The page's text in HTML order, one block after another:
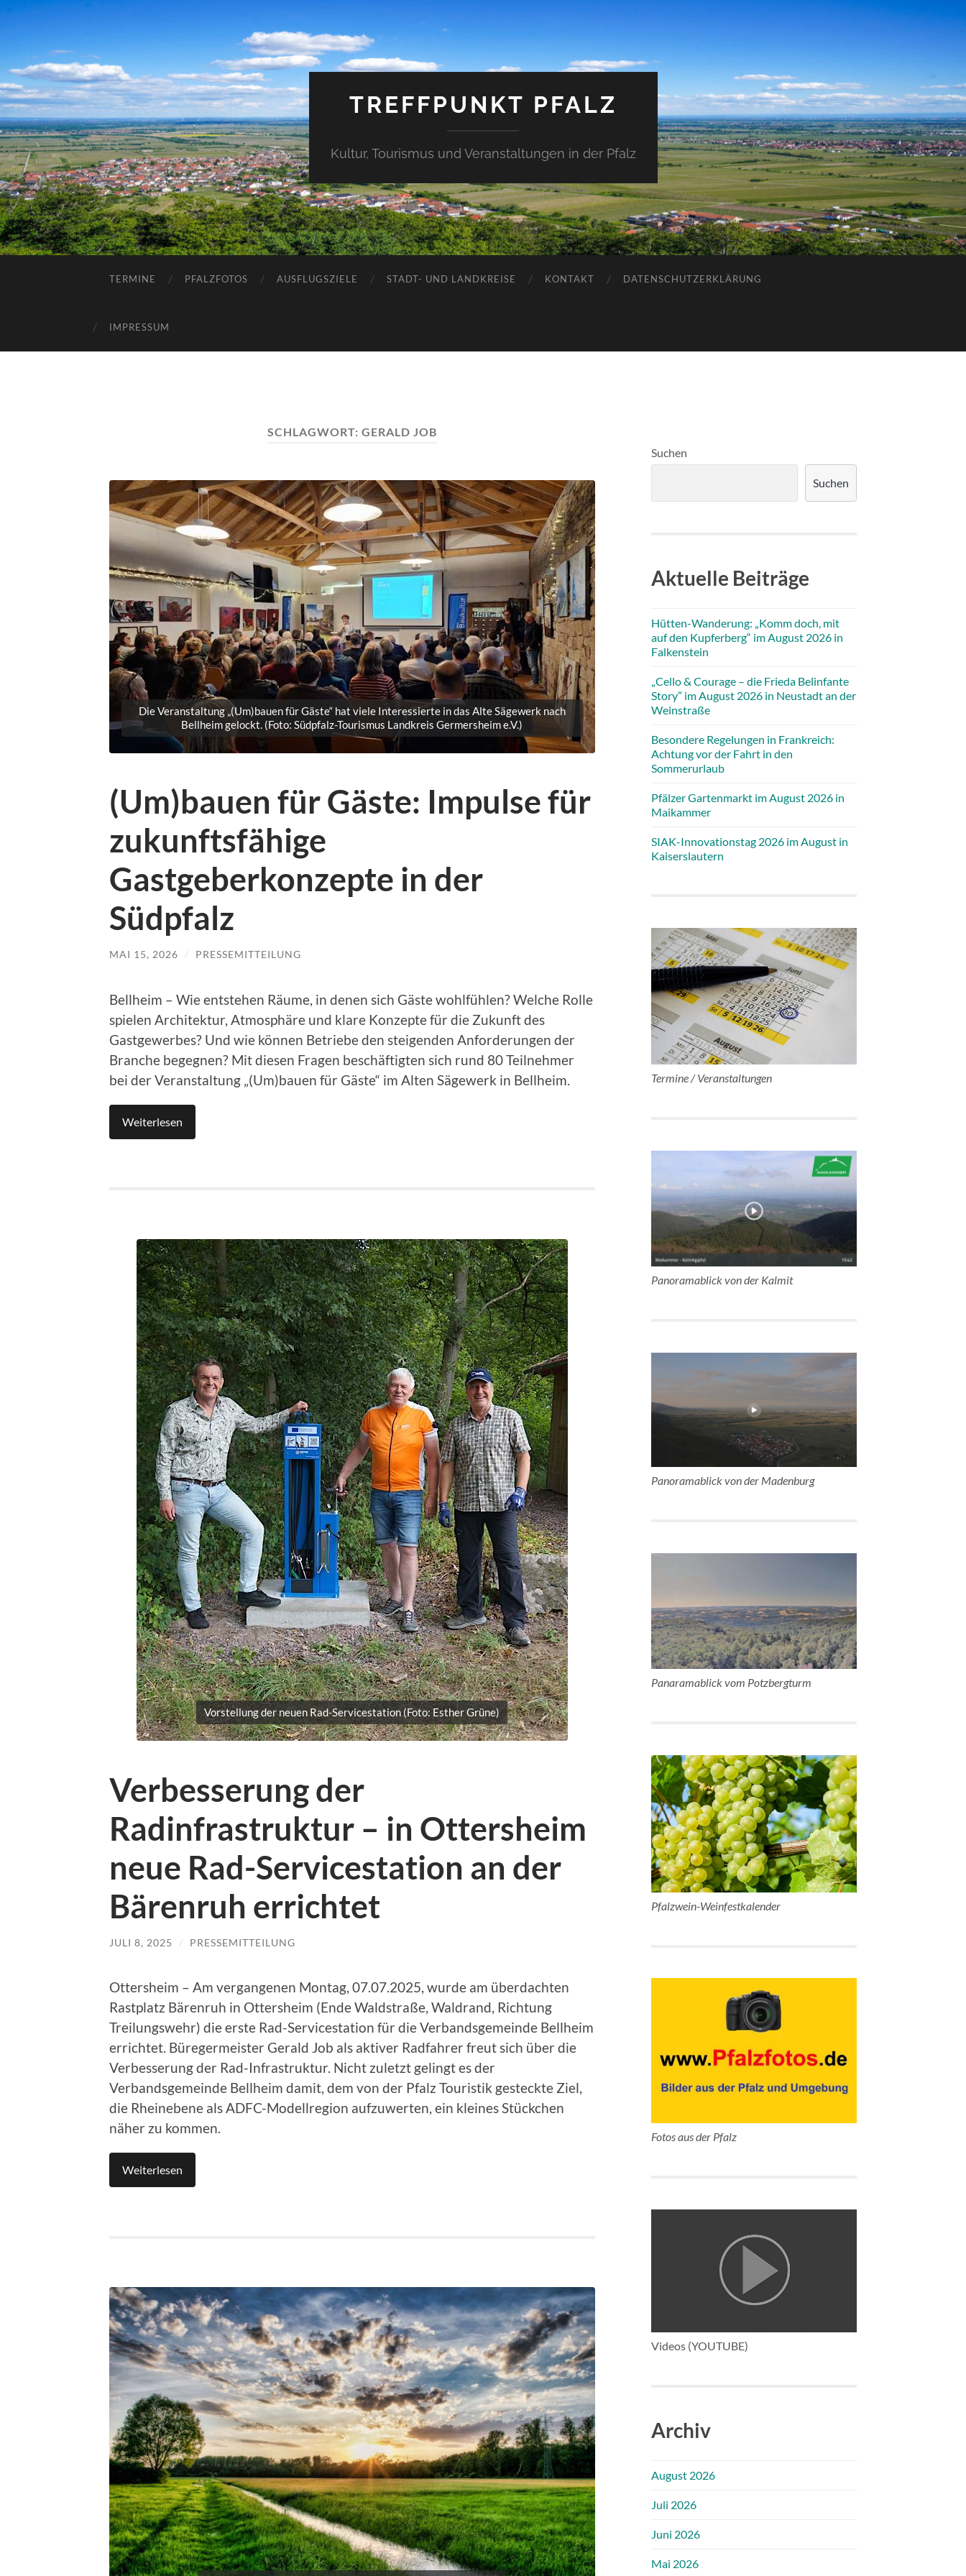
TREFFPUNKT PFALZ
Kultur, Tourismus und Veranstaltungen in der Pfalz
TERMINE PFALZFOTOS AUSFLUGSZIELE STADT- UND LANDKREISE KONTAKT DATENSCHUTZERKLÄRUNG
IMPRESSUM
SCHLAGWORT: GERALD JOB
Die Veranstaltung „(Um)bauen für Gäste“ hat viele Interessierte in das Alte Sägewerk nach
Bellheim gelockt. (Foto: Südpfalz-Tourismus Landkreis Germersheim e.V.)
(Um)bauen für Gäste: Impulse für
zukunftsfähige
Gastgeberkonzepte in der
Südpfalz
MAI 15, 2026 / PRESSEMITTEILUNG
Bellheim – Wie entstehen Räume, in denen sich Gäste wohlfühlen? Welche Rolle
spielen Architektur, Atmosphäre und klare Konzepte für die Zukunft des
Gastgewerbes? Und wie können Betriebe den steigenden Anforderungen der
Branche begegnen? Mit diesen Fragen beschäftigten sich rund 80 Teilnehmer
bei der Veranstaltung „(Um)bauen für Gäste“ im Alten Sägewerk in Bellheim.
Weiterlesen
Vorstellung der neuen Rad-Servicestation (Foto: Esther Grüne)
Verbesserung der
Radinfrastruktur – in Ottersheim
neue Rad-Servicestation an der
Bärenruh errichtet
JULI 8, 2025 / PRESSEMITTEILUNG
Ottersheim – Am vergangenen Montag, 07.07.2025, wurde am überdachten
Rastplatz Bärenruh in Ottersheim (Ende Waldstraße, Waldrand, Richtung
Treilungswehr) die erste Rad-Servicestation für die Verbandsgemeinde Bellheim
errichtet. Büregermeister Gerald Job als aktiver Radfahrer freut sich über die
Verbesserung der Rad-Infrastruktur. Nicht zuletzt gelingt es der
Verbandsgemeinde Bellheim damit, dem von der Pfalz Touristik gesteckte Ziel,
die Rheinebene als ADFC-Modellregion aufzuwerten, ein kleines Stückchen
näher zu kommen.
Weiterlesen
Suchen
Suchen
Aktuelle Beiträge
Hütten-Wanderung: „Komm doch, mit
auf den Kupferberg“ im August 2026 in
Falkenstein
„Cello & Courage – die Frieda Belinfante
Story” im August 2026 in Neustadt an der
Weinstraße
Besondere Regelungen in Frankreich:
Achtung vor der Fahrt in den
Sommerurlaub
Pfälzer Gartenmarkt im August 2026 in
Maikammer
SIAK-Innovationstag 2026 im August in
Kaiserslautern
Termine / Veranstaltungen
Panoramablick von der Kalmit
Panoramablick von der Madenburg
Panaramablick vom Potzbergturm
Pfalzwein-Weinfestkalender
Fotos aus der Pfalz
Videos (YOUTUBE)
Archiv
August 2026
Juli 2026
Juni 2026
Mai 2026